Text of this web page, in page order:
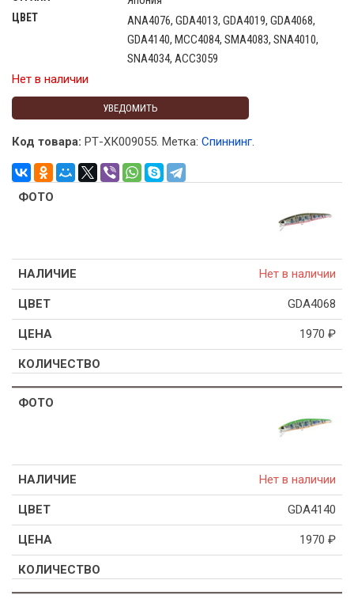
ЦВЕТ
ANA4076, GDA4013, GDA4019, GDA4068,
GDA4140, MCC4084, SMA4083, SNA4010,
SNA4034, ACC3059
Нет в наличии
УВЕДОМИТЬ
Код товара: РТ-ХК009055. Метка: Спиннинг.
Нет в наличии
GDA4068
1970 ₽
Нет в наличии
GDA4140
1970 ₽